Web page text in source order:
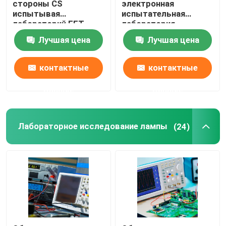
Лаборатория Rohs испытывая
Лабораторное исследование CCC
стороны CS
испытывая
лабораторий EFT
электроники
электрического звука
тела аудио и
обслуживания
удостоверения
Лучшая цена
контактные
электронная
испытательная
лаборатория
аттестация 30 дней
быстраяЛучшая цена
контактные
Лабораторное исследование лампы (24)